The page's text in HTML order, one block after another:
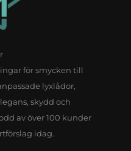
för smycken till
lyxlådor,
skydd och
av över 100 kunder
idag.